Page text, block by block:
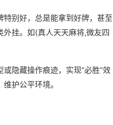
别好，总是能拿到好牌，甚至
挂。如(真人天天麻将,微友四
隐藏操作痕迹，实现“必胜”效
护公平环境。